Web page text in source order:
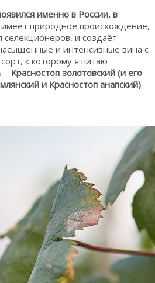
именно в России, в
природное происхождение,
селекционеров, и создаёт
и интенсивные вина с
к которому я питаю
– Красностоп золотовский (и его
и Красностоп анапский).